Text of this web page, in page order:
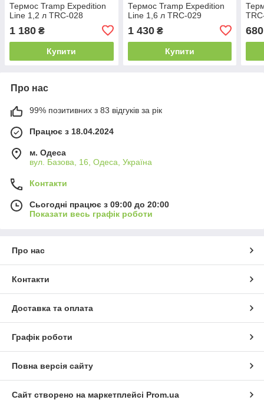
Термос Tramp Expedition
Line 1,2 л TRC-028
1 180 ₴
Купити
Термос Tramp Expedition
Line 1,6 л TRC-029
1 430₴
Купити
680
Про нас
99% позитивних з 83 відгуків за рік
Працює з 18.04.2024
м. Одеса
вул. Базова, 16, Одеса, Україна
Контакти
Сьогодні працює з 09:00 до 20:00
Показати весь графік роботи
Про нас
Контакти
Доставка та оплата
Графік роботи
Повна версія сайту
Сайт створено на маркетплейсі Prom.ua